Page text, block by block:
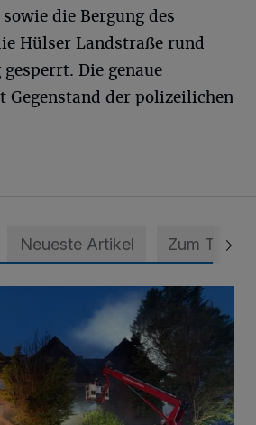
die Bergung des
Hülser Landstraße rund
Die genaue
Gegenstand der polizeilichen
Neueste Artikel Zum Thema
nicht aus